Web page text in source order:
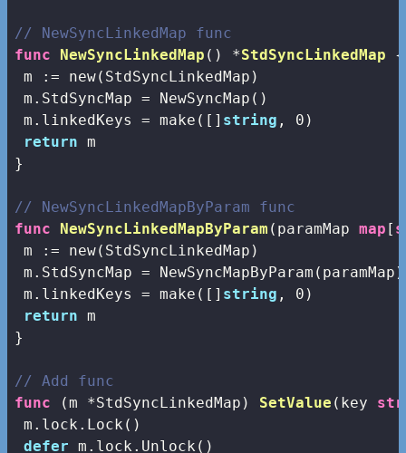
// NewSyncLinkedMap func
func
NewSyncLinkedMap () *StdSyncLinkedMap {
m := new(StdSyncLinkedMap)
m.StdSyncMap = NewSyncMap()
m.linkedKeys = make ([] string , 0 )
return m
}
// NewSyncLinkedMapByParam func
func
NewSyncLinkedMapByParam (paramMap map [
m := new(StdSyncLinkedMap)
m.StdSyncMap = NewSyncMapByParam(paramMap)
m.linkedKeys = make ([] string , 0 )
return m
}
// Add func
func
(m *StdSyncLinkedMap) SetValue (key
m.lock.Lock()
defer m.lock.Unlock()